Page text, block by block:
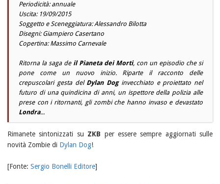
Periodicità: annuale
Uscita: 19/09/2015
Soggetto e Sceneggiatura:Alessandro Bilotta
Disegni:Giampiero Casertano
Copertina:Massimo Carnevale
Ritorna la saga de il Pianeta dei Morti, con un episodio che si
pone come un nuovo inizio. Riparte il racconto delle
crepuscolari gesta del Dylan Doginvecchiato e proiettato nel
futuro di una quindicina di anni, un ispettore della polizia alle
prese con i ritornanti, gli zombi che hanno invaso e devastato
Londra...
Rimanete sintonizzati su ZKB per essere sempre aggiornati sulle
novità Zombie di Dylan Dog!
[Fonte: Sergio Bonelli Editore]